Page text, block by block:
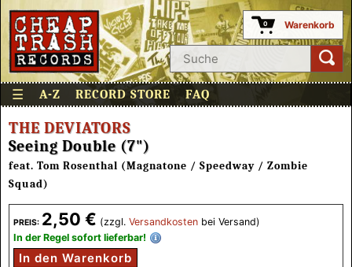
0 Warenkorb
☰ A-Z RECORD STORE FAQ
PREIS: 2,50 € (zzgl. Versandkosten bei Versand)
In der Regel sofort lieferbar!
In den Warenkorb
THE DEVIATORS
Seeing Double (7")
feat. Tom Rosenthal (Magnatone / Speedway / Zombie
Squad)